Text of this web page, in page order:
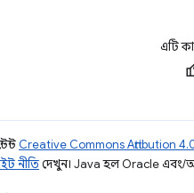
এটি
Creative Commons Attribution
নীতিদেখুন। Java হল Oracle এবং/